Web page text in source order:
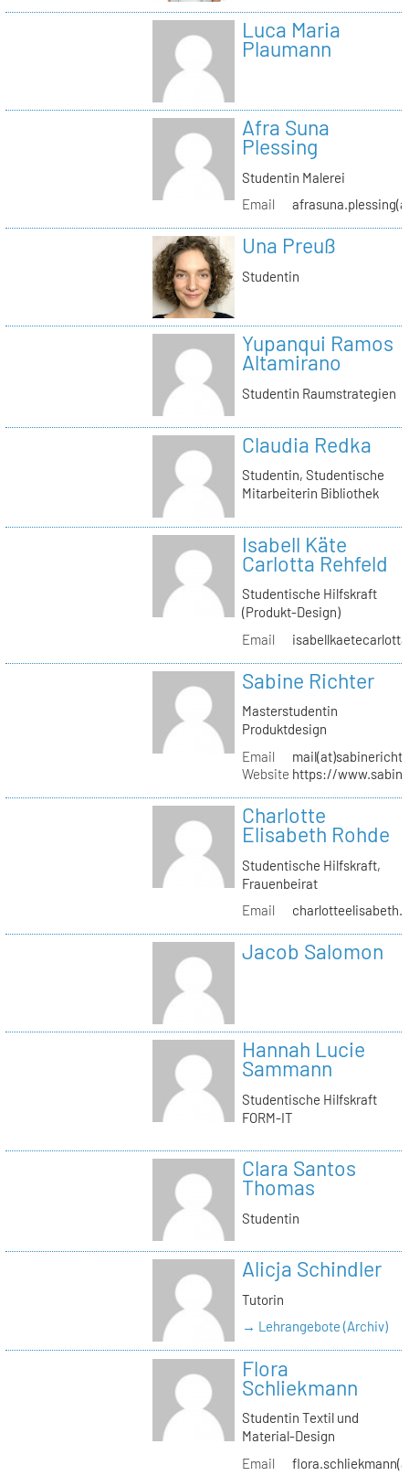
Luca Maria
Plaumann
Afra Suna
Plessing
Studentin Malerei
Email
Una Preuß
Studentin
Yupanqui Ramos
Altamirano
Studentin Raumstrategien
Claudia Redka
Studentin, Studentische
Mitarbeiterin Bibliothek
Isabell Käte
Carlotta Rehfeld
Studentische Hilfskraft
(Produkt-Design)
Email
Sabine Richter
Masterstudentin
Produktdesign
Email
Website https://
Charlotte
Elisabeth Rohde
Studentische Hilfskraft,
Frauenbeirat
Email
Jacob Salomon
Hannah Lucie
Sammann
Studentische Hilfskraft
FORM-IT
Clara Santos
Thomas
Studentin
Alicja Schindler
Tutorin
→ Lehrangebote (Archiv)
Flora
Schliekmann
Studentin Textil und
Material-Design
Email